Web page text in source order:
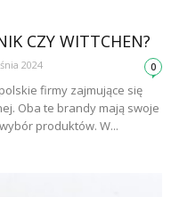
CZY WITTCHEN?
2024 0
firmy zajmujące się
Oba te brandy mają swoje
produktów. W...